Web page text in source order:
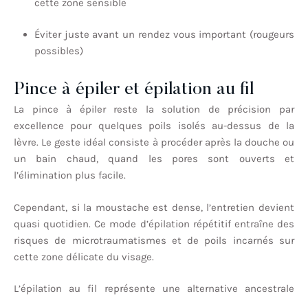
cette zone sensible
Éviter juste avant un rendez vous important (rougeurs
possibles)
Pince à épiler et épilation au fil
La pince à épiler reste la solution de précision par
excellence pour quelques poils isolés au-dessus de la
lèvre. Le geste idéal consiste à procéder après la douche ou
un bain chaud, quand les pores sont ouverts et
l’élimination plus facile.
Cependant, si la moustache est dense, l’entretien devient
quasi quotidien. Ce mode d’épilation répétitif entraîne des
risques de microtraumatismes et de poils incarnés sur
cette zone délicate du visage.
L’épilation au fil représente une alternative ancestrale